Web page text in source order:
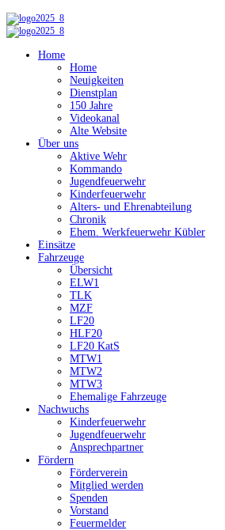
Home
Home
Neuigkeiten
Dienstplan
150 Jahre
Videokanal
Alte Website
Über uns
Aktive Wehr
Kommando
Jugendfeuerwehr
Kinderfeuerwehr
Alters- und Ehrenabteilung
Chronik
Ehem. Werkfeuerwehr Kübler
Einsätze
Fahrzeuge
Übersicht
ELW1
TLK
MZF
LF20
HLF20
LF20 KatS
MTW1
MTW2
MTW3
Ehemalige Fahrzeuge
Nachwuchs
Kinderfeuerwehr
Jugendfeuerwehr
Ansprechpartner
Fördern
Förderverein
Mitglied werden
Spenden
Vorstand
Feuermelder